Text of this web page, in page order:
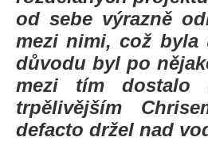
od sebe výrazně
mezi nimi, což
důvodu byl po
mezi tím dostalo
trpělivějším
defacto držel nad